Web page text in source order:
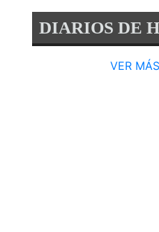
DIARIOS DE
VER